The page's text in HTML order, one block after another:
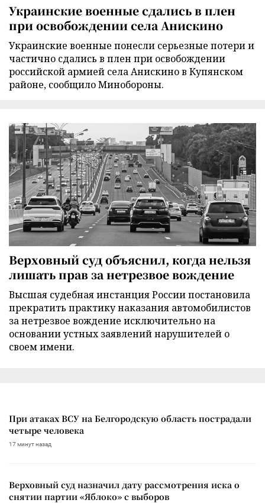
Украинские военные сдались в плен
при освобождении села Анискино
Украинские военные понесли серьезные потери и
частично сдались в плен при освобождении
российской армией села Анискино в Купянском
районе, сообщило Минобороны.
Верховный суд объяснил, когда нельзя
лишать прав за нетрезвое вождение
Высшая судебная инстанция России постановила
прекратить практику наказания автомобилистов
за нетрезвое вождение исключительно на
основании устных заявлений нарушителей о
своем имени.
При атаках ВСУ на Белгородскую область пострадали
четыре человека
17 минут назад
Верховный суд назначил дату рассмотрения иска о
снятии партии «Яблоко» с выборов